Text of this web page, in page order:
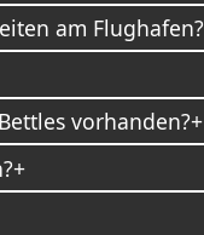
am Flughafen?
vorhanden?